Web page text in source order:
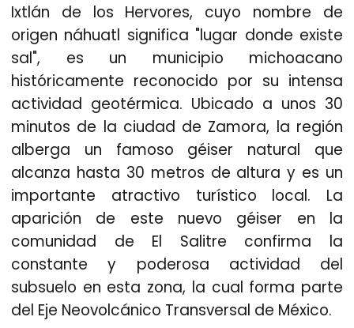
Ixtlán de los Hervores, cuyo nombre de
origen náhuatl significa "lugar donde existe
sal", es un municipio michoacano
históricamente reconocido por su intensa
actividad geotérmica. Ubicado a unos 30
minutos de la ciudad de Zamora, la región
alberga un famoso géiser natural que
alcanza hasta 30 metros de altura y es un
importante atractivo turístico local. La
aparición de este nuevo géiser en la
comunidad de El Salitre confirma la
constante y poderosa actividad del
subsuelo en esta zona, la cual forma parte
del Eje Neovolcánico Transversal de México.